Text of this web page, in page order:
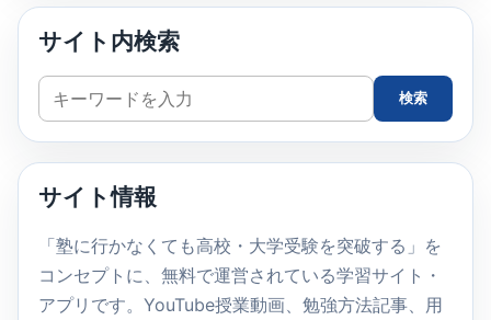
サイト内検索
サ
イ
ト
検
索
検索
サイト情報
「塾に行かなくても高校・大学受験を突破する」を
コンセプトに、無料で運営されている学習サイト・
アプリです。YouTube授業動画、勉強方法記事、用